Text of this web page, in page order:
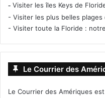
- Visiter les îles Keys de
- Visiter les plus belles plages
- Visiter toute la Floride :
Le Courrier des
Le Courrier des Amériques